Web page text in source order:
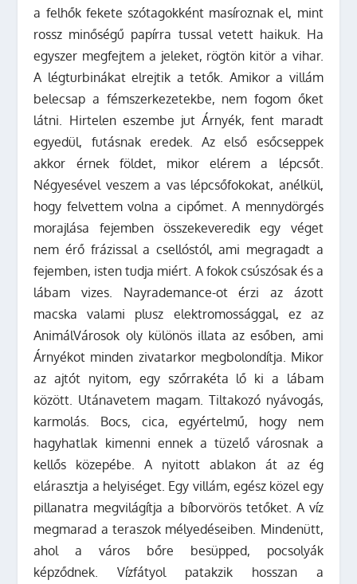
a felhők fekete szótagokként masíroznak el, mint
rossz minőségű papírra tussal vetett haikuk. Ha
egyszer megfejtem a jeleket, rögtön kitör a vihar.
A légturbinákat elrejtik a tetők. Amikor a villám
belecsap a fémszerkezetekbe, nem fogom őket
látni. Hirtelen eszembe jut Árnyék, fent maradt
egyedül, futásnak eredek. Az első esőcseppek
akkor érnek földet, mikor elérem a lépcsőt.
Négyesével veszem a vas lépcsőfokokat, anélkül,
hogy felvettem volna a cipőmet. A mennydörgés
morajlása fejemben összekeveredik egy véget
nem érő frázissal a csellóstól, ami megragadt a
fejemben, isten tudja miért. A fokok csúszósak és a
lábam vizes. Nayrademance-ot érzi az ázott
macska valami plusz elektromossággal, ez az
AnimálVárosok oly különös illata az esőben, ami
Árnyékot minden zivatarkor megbolondítja. Mikor
az ajtót nyitom, egy szőrrakéta lő ki a lábam
között. Utánavetem magam. Tiltakozó nyávogás,
karmolás. Bocs, cica, egyértelmű, hogy nem
hagyhatlak kimenni ennek a tüzelő városnak a
kellős közepébe. A nyitott ablakon át az ég
elárasztja a helyiséget. Egy villám, egész közel egy
pillanatra megvilágítja a bíborvörös tetőket. A víz
megmarad a teraszok mélyedéseiben. Mindenütt,
ahol a város bőre besüpped, pocsolyák
képződnek. Vízfátyol patakzik hosszan a